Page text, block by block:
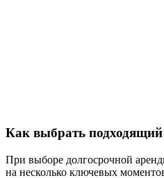
Как выбрать подходящий
При выборе долгосрочной
на несколько ключевых